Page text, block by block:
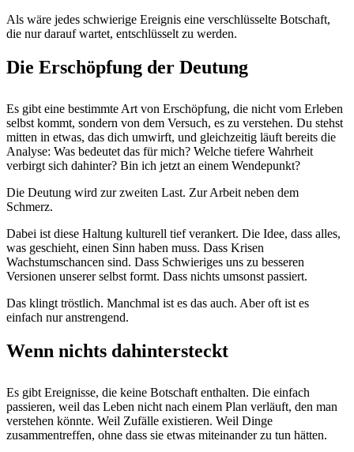
Als wäre jedes schwierige Ereignis eine verschlüsselte Botschaft,
die nur darauf wartet, entschlüsselt zu werden.
Die Erschöpfung der Deutung
Es gibt eine bestimmte Art von Erschöpfung, die nicht vom Erleben
selbst kommt, sondern von dem Versuch, es zu verstehen. Du stehst
mitten in etwas, das dich umwirft, und gleichzeitig läuft bereits die
Analyse: Was bedeutet das für mich? Welche tiefere Wahrheit
verbirgt sich dahinter? Bin ich jetzt an einem Wendepunkt?
Die Deutung wird zur zweiten Last. Zur Arbeit neben dem
Schmerz.
Dabei ist diese Haltung kulturell tief verankert. Die Idee, dass alles,
was geschieht, einen Sinn haben muss. Dass Krisen
Wachstumschancen sind. Dass Schwieriges uns zu besseren
Versionen unserer selbst formt. Dass nichts umsonst passiert.
Das klingt tröstlich. Manchmal ist es das auch. Aber oft ist es
einfach nur anstrengend.
Wenn nichts dahintersteckt
Es gibt Ereignisse, die keine Botschaft enthalten. Die einfach
passieren, weil das Leben nicht nach einem Plan verläuft, den man
verstehen könnte. Weil Zufälle existieren. Weil Dinge
zusammentreffen, ohne dass sie etwas miteinander zu tun hätten.